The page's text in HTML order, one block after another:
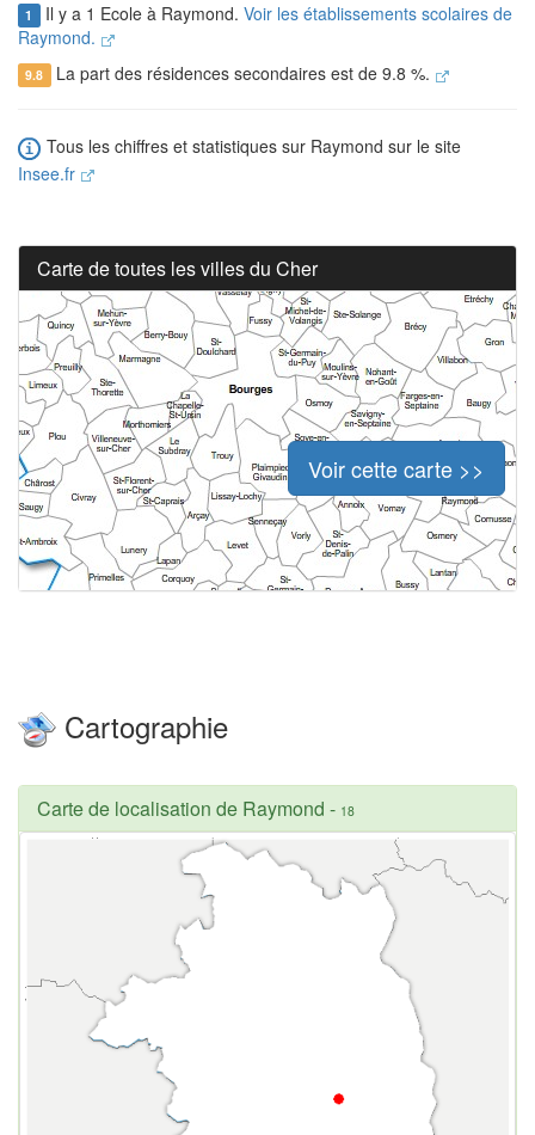
1 Il y a 1 Ecole à Raymond. Voir les établissements scolaires de
Raymond.
9.8 La part des résidences secondaires est de 9.8 %.
Tous les chiffres et statistiques sur Raymond sur le site
Insee.fr
Carte de toutes les villes du Cher
Voir cette carte >>
Cartographie
Carte de localisation de Raymond - 18